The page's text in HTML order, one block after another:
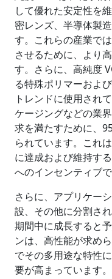
して優れた安定性を
密レンズ、半導体製
す。これらの産業で
させるために、より
す。さらに、高純度
る特殊ポリマーおよ
トレンドに使用され
ケージングなどの業
求を満たすために、
られています。これ
に達成および維持す
へのインセンティブで
さらに、アプリケー
設、その他に分割さ
期間中に成長すると
ンは、高性能が求め
でその多用途な特性
要が高まっています